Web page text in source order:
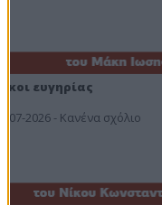
Οίκοι ευγηρίας
24-07-2026 - Κανένα σχόλιο